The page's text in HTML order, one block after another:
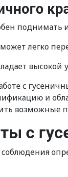
поднимать
легко
высокой
с
и
возможные
с
соблюдения